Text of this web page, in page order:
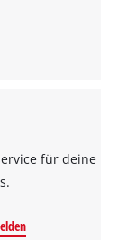
um
können!
to load due
to setup
für deine